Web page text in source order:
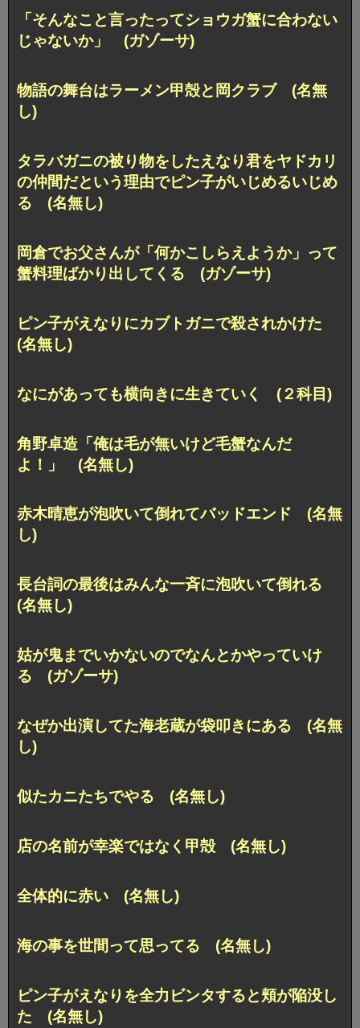
「そんなこと言ったってショウガ蟹に合わない
じゃないか」 (ガゾーサ)
物語の舞台はラーメン甲殻と岡クラブ (名無
し)
タラバガニの被り物をしたえなり君をヤドカリ
の仲間だという理由でピン子がいじめるいじめ
る (名無し)
岡倉でお父さんが「何かこしらえようか」って
蟹料理ばかり出してくる (ガゾーサ)
ピン子がえなりにカブトガニで殺されかけた
(名無し)
なにがあっても横向きに生きていく (２科目)
角野卓造「俺は毛が無いけど毛蟹なんだ
よ！」 (名無し)
赤木晴恵が泡吹いて倒れてバッドエンド (名無
し)
長台詞の最後はみんな一斉に泡吹いて倒れる
(名無し)
姑が鬼までいかないのでなんとかやっていけ
る (ガゾーサ)
なぜか出演してた海老蔵が袋叩きにある (名無
し)
似たカニたちでやる (名無し)
店の名前が幸楽ではなく甲殻 (名無し)
全体的に赤い (名無し)
海の事を世間って思ってる (名無し)
ピン子がえなりを全力ビンタすると頬が陥没し
た (名無し)